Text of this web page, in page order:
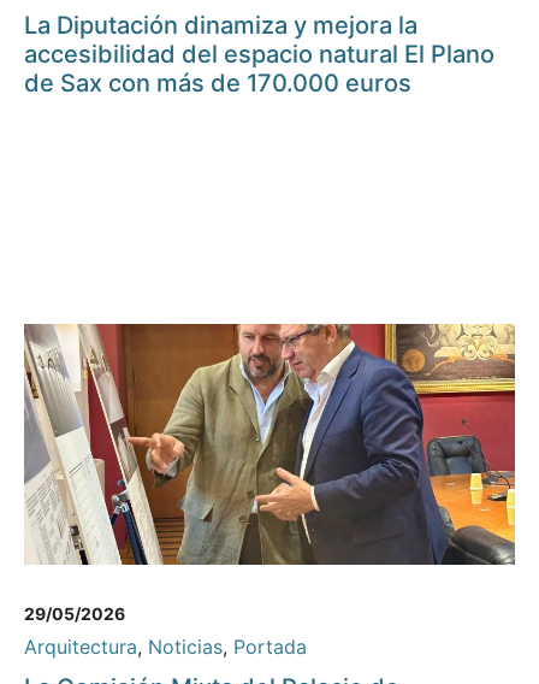
La Diputación dinamiza y mejora la
accesibilidad del espacio natural El Plano
de Sax con más de 170.000 euros
29/05/2026
Arquitectura, Noticias, Portada